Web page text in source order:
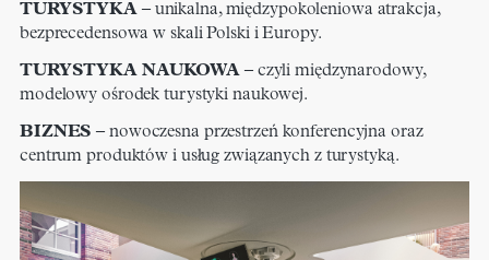
TURYSTYKA – unikalna, międzypokoleniowa atrakcja,
bezprecedensowa w skali Polski i Europy.
TURYSTYKA NAUKOWA – czyli międzynarodowy,
modelowy ośrodek turystyki naukowej.
BIZNES – nowoczesna przestrzeń konferencyjna oraz
centrum produktów i usług związanych z turystyką.